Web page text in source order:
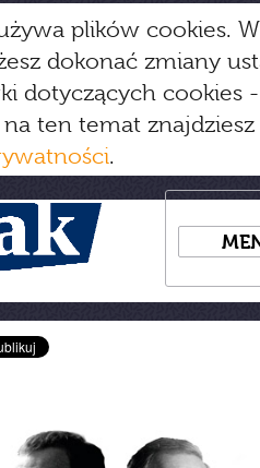
plików cookies.
dokonać zmiany
dotyczących cookies
ten temat
.